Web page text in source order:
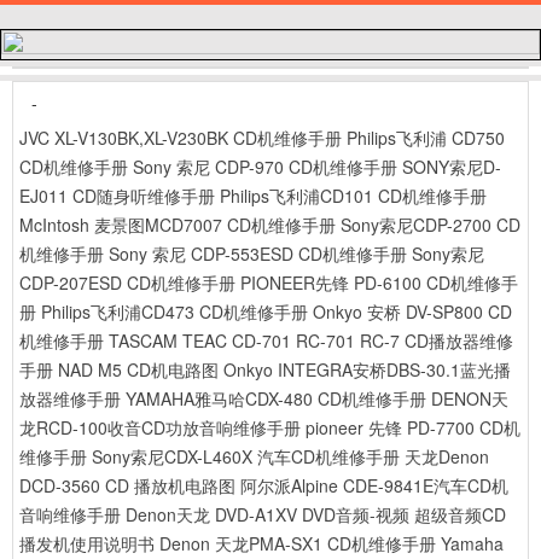
-
JVC XL-V130BK,XL-V230BK CD机维修手册 Philips飞利浦 CD750
CD机维修手册 Sony 索尼 CDP-970 CD机维修手册 SONY索尼D-
EJ011 CD随身听维修手册 Philips飞利浦CD101 CD机维修手册
McIntosh 麦景图MCD7007 CD机维修手册 Sony索尼CDP-2700 CD
机维修手册 Sony 索尼 CDP-553ESD CD机维修手册 Sony索尼
CDP-207ESD CD机维修手册 PIONEER先锋 PD-6100 CD机维修手
册 Philips飞利浦CD473 CD机维修手册 Onkyo 安桥 DV-SP800 CD
机维修手册 TASCAM TEAC CD-701 RC-701 RC-7 CD播放器维修
手册 NAD M5 CD机电路图 Onkyo INTEGRA安桥DBS-30.1蓝光播
放器维修手册 YAMAHA雅马哈CDX-480 CD机维修手册 DENON天
龙RCD-100收音CD功放音响维修手册 pioneer 先锋 PD-7700 CD机
维修手册 Sony索尼CDX-L460X 汽车CD机维修手册 天龙Denon
DCD-3560 CD 播放机电路图 阿尔派Alpine CDE-9841E汽车CD机
音响维修手册 Denon天龙 DVD-A1XV DVD音频-视频 超级音频CD
播发机使用说明书 Denon 天龙PMA-SX1 CD机维修手册 Yamaha